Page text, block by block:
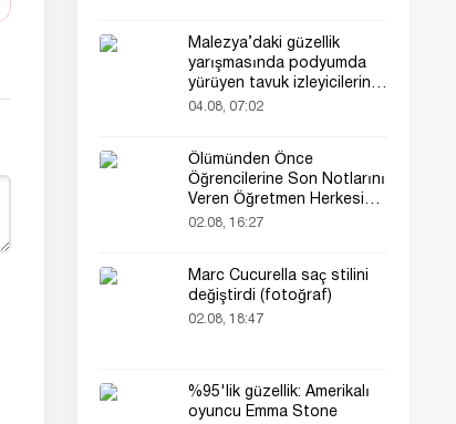
Malezya’daki güzellik
yarışmasında podyumda
yürüyen tavuk izleyicilerin
ilgisini çekti
04.08, 07:02
Ölümünden Önce
Öğrencilerine Son Notlarını
Veren Öğretmen Herkesi
Derinden Etkiledi
02.08, 16:27
Marc Cucurella saç stilini
değiştirdi (fotoğraf)
02.08, 18:47
%95'lik güzellik: Amerikalı
oyuncu Emma Stone